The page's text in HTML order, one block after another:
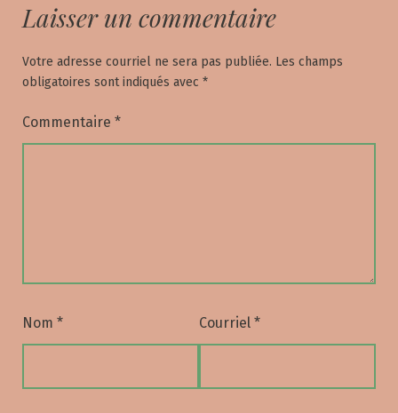
Laisser un commentaire
Votre adresse courriel ne sera pas publiée. Les champs
obligatoires sont indiqués avec *
Commentaire *
Nom * Courriel *